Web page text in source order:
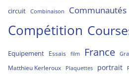
circuit Combinaison Communautés
Compétition
Equipement Essais film France
Matthieu Kerleroux Plaquettes portrait